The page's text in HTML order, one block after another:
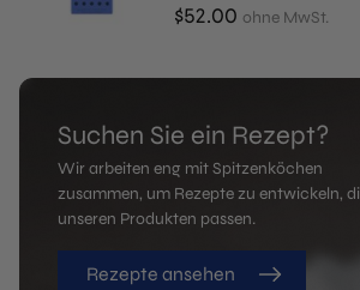
$52.00 ohne MwSt.
Suchen Sie ein Rezept?
Wir arbeiten eng mit Spitzenköchen
zusammen, um Rezepte zu entwickeln,
unseren Produkten passen.
Rezepte ansehen